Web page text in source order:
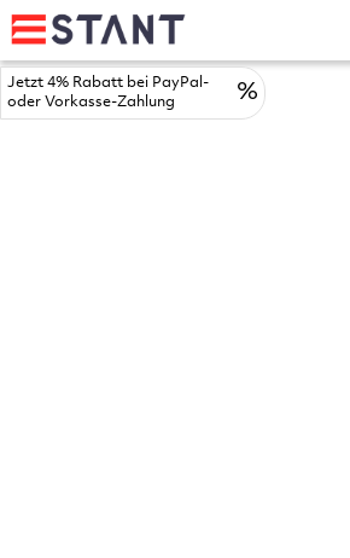
Jetzt 4% Rabatt bei PayPal-
oder Vorkasse-Zahlung
%